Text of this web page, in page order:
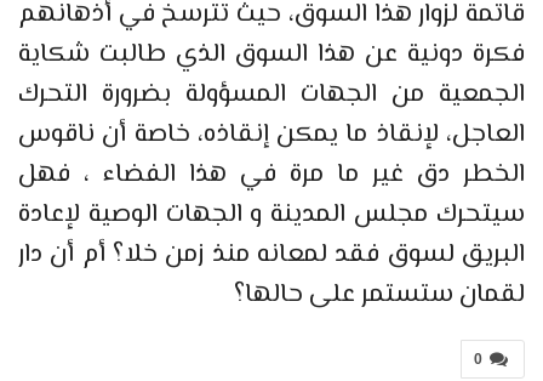
قاتمة لزوار هذا السوق، حيث تترسخ في أذهانهم
فكرة دونية عن هذا السوق الذي طالبت شكاية
الجمعية من الجهات المسؤولة بضرورة التحرك
العاجل، لإنقاذ ما يمكن إنقاذه، خاصة أن ناقوس
الخطر دق غير ما مرة في هذا الفضاء ، فهل
سيتحرك مجلس المدينة و الجهات الوصية لإعادة
البريق لسوق فقد لمعانه منذ زمن خلا؟ أم أن دار
لقمان ستستمر على حالها؟
0